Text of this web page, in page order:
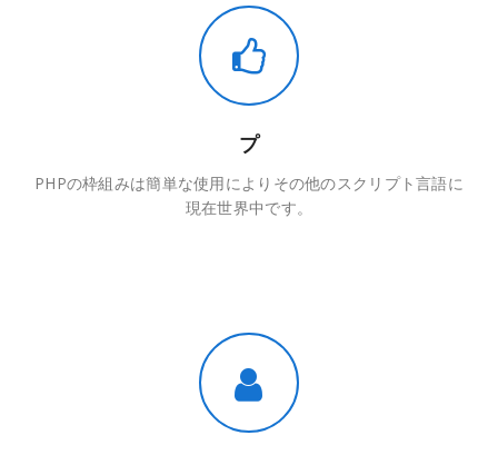
プ
PHPの枠組みは簡単な使用によりその他のスクリプト言語に
現在世界中です。